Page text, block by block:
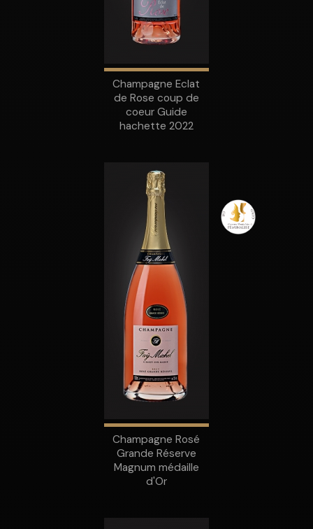
Champagne Eclat
de Rose coup de
coeur Guide
hachette 2022
Champagne Rosé
Grande Réserve
Magnum médaille
d'Or